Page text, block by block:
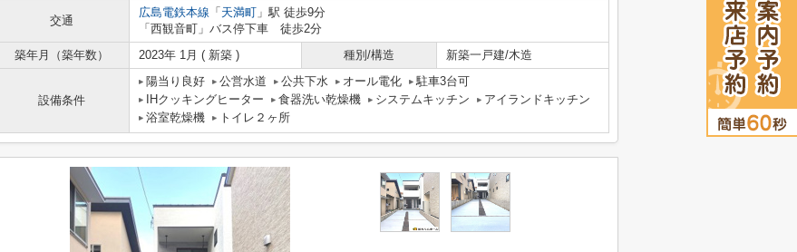
交通
広島電鉄本線 「 天満町 」駅 徒歩9分
「西観音町」バス停下車 徒歩2分
築年月（築年数）
2023年 1月 ( 新築 ) 種別/構造 新築一戸建/木造
設備条件
陽当り良好 公営水道 公共下水 オール電化
駐車3台可
IHクッキングヒーター
食器洗い乾燥機 システムキッチン
アイランドキッチン
浴室乾燥機
トイレ２ヶ所